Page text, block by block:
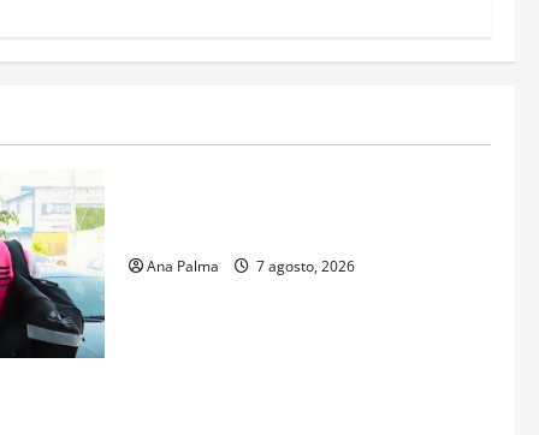
Ana Palma 7 agosto, 2026